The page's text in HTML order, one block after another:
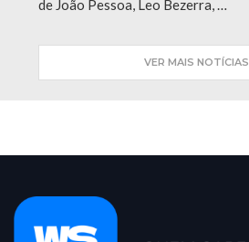
de João Pessoa, Leo Bezerra, …
VER MAIS NOTÍCIAS